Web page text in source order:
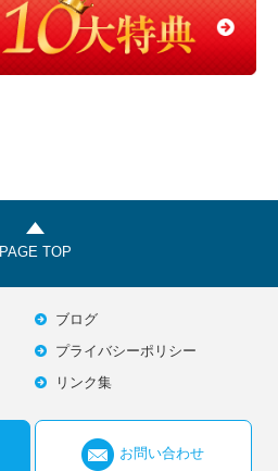
PAGE TOP
ブログ
プライバシーポリシー
リンク集
お問い合わせ